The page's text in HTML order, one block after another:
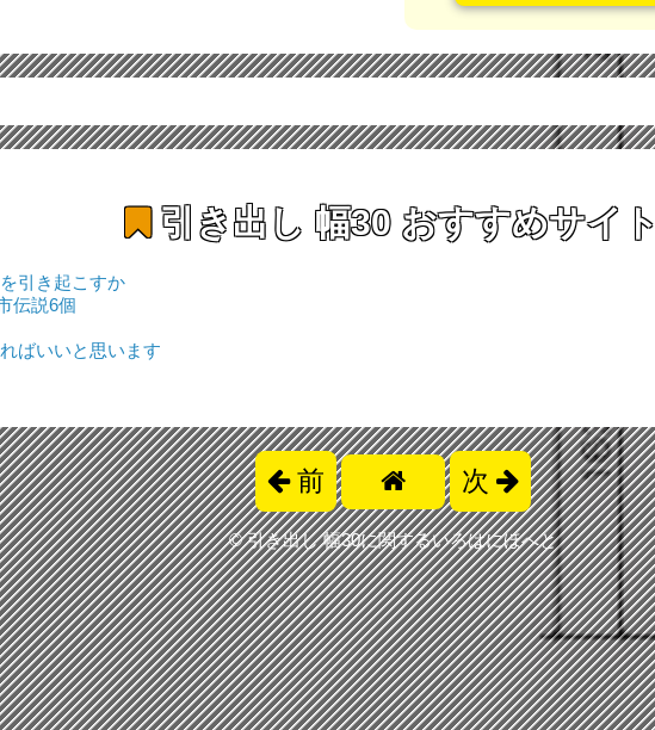
引き出し 幅30 おすすめサイト
引き起こすか
伝説6個
ばいいと思います
前 次
©引き出し 幅30に関するいろはにほへと